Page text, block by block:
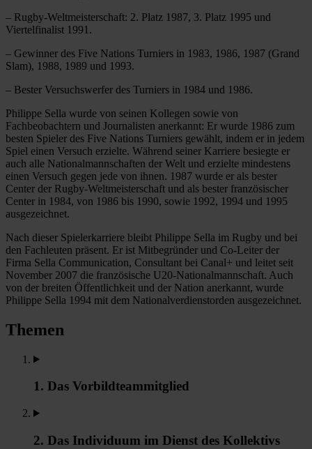
– Rugby-Weltmeisterschaft: 2. Platz 1987, 3. Platz 1995 und
Viertelfinalist 1991.
– Gewinner des Five Nations Turniers in 1983, 1986, 1987 (Grand
Slam), 1988, 1989 und 1993.
– Bester Versuchswerfer des Turniers in 1984 und 1986.
Philippe Sella wurde von seinen Kollegen sowie von
Fachbeobachtern und Journalisten anerkannt: Er wurde 1986 zum
besten Spieler des Five Nations Turniers gewählt, indem er in jedem
Spiel einen Versuch erzielte. Während seiner Karriere besiegte er
auch alle Nationalmannschaften der Welt und erzielte mindestens
einen Versuch gegen jede von ihnen. 1987 wurde er als bester
Center der Rugby-Weltmeisterschaft und als bester französischer
Center in 1984, von 1986 bis 1990, sowie 1992, 1994 und 1995
ausgezeichnet.
Nach dieser Spielerkarriere bleibt Philippe Sella im Rugby und bei
den Fachleuten präsent. Er ist Mitbegründer und Co-Leiter der
Firma Sella Communication, Consultant bei Canal+ und leitet seit
November 2007 die französische U20-Nationalmannschaft. Auch
von der breiten Öffentlichkeit und der Nation anerkannt, wurde
Philippe Sella 1994 mit dem Nationalverdienstorden ausgezeichnet.
Themen
1. Das Vorbildteammitglied
2. Das Individuum im Dienst des Kollektivs